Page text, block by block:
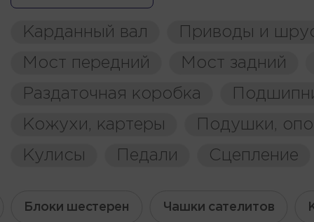
Карданный вал
Приводы и
Мост передний
Мост задний
Раздаточная коробка
Кожухи, картеры
Подушки,
Кулисы
Педали Сцепление
Блоки шестерен Чашки сателитов